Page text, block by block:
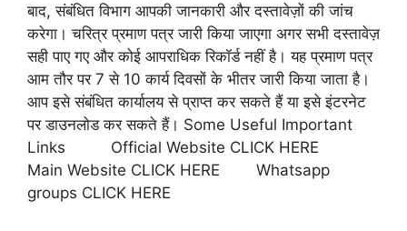
बाद, संबंधित विभाग आपकी जानकारी और दस्तावेज़ों की जांच
करेगा। चरित्र प्रमाण पत्र जारी किया जाएगा अगर सभी दस्तावेज़
सही पाए गए और कोई आपराधिक रिकॉर्ड नहीं है। यह प्रमाण पत्र
आम तौर पर 7 से 10 कार्य दिवसों के भीतर जारी किया जाता है।
आप इसे संबंधित कार्यालय से प्राप्त कर सकते हैं या इसे इंटरनेट
पर डाउनलोड कर सकते हैं। Some Useful Important
Links Official Website CLICK HERE
Main Website CLICK HERE Whatsapp
groups CLICK HERE